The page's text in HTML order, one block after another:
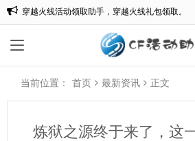
欢迎来到:CF一键领取，CF活动助手一键领取。
当前位置： 首页 最新资讯 正文
炼狱之源终于来了，这